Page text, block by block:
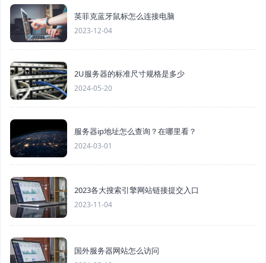
英菲克蓝牙鼠标怎么连接电脑
2023-12-04
2U服务器的标准尺寸规格是多少
2024-05-20
服务器ip地址怎么查询？在哪里看？
2024-03-01
2023各大搜索引擎网站链接提交入口
2023-11-04
国外服务器网站怎么访问